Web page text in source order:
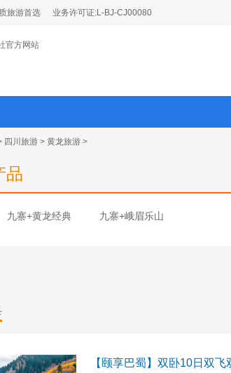
旅游首选 业务许可证:L-BJ-CJ00080
四川旅游 > 黄龙旅游 >
品
九寨+黄龙经典 九寨+峨眉乐山
【颐享巴蜀】双卧10日双飞